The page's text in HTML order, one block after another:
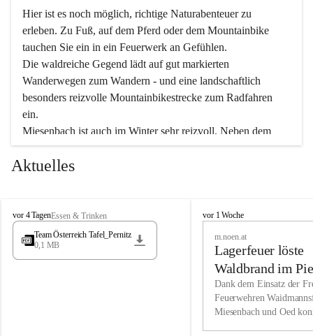
Hier ist es noch möglich, richtige Naturabenteuer zu
erleben. Zu Fuß, auf dem Pferd oder dem Mountainbike
tauchen Sie ein in ein Feuerwerk an Gefühlen.
Die waldreiche Gegend lädt auf gut markierten
Wanderwegen zum Wandern - und eine landschaftlich
besonders reizvolle Mountainbikestrecke zum Radfahren
ein.
Miesenbach ist auch im Winter sehr reizvoll. Neben dem
Eisstockschießen gibt es auf dem nahe gelegenen Unterberg
wunderschöne Naturschneepisten, die zum Schifahren oder
vielfältige Angebot unserer Kulturvereine.
Überzeugen Sie sich selbst, dass Sie in Miesenbach sowie
in den Beherbergungsbetrieben, Gaststätten und urigen
Wir kennen Miesenbach als lebens- und liebenswerten Ort.
Tradition und Innovation werden ebenso groß geschrieben
Aktuelles
M
i
s
vor 4 TagenEssen & Trinken
Team Österreich Tafel_Pernitz
0,1 MB
M
h
vor 1 Woche
m.noen.at
Lagerfeuer löste
Waldbrand im
aus
Dank dem Einsatz der
Feuerwehren
Miesenbach und Oed